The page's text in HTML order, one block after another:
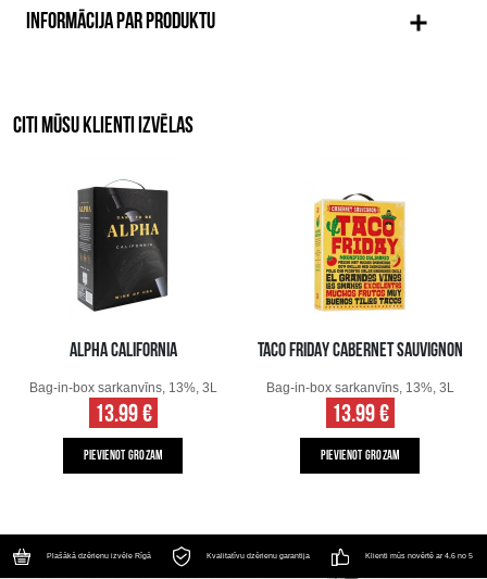
INFORMĀCIJA PAR PRODUKTU
CITI MŪSU KLIENTI IZVĒLAS
ALPHA CALIFORNIA
Bag-in-box sarkanvīns, 13%, 3L
13.99 €
PIEVIENOT GROZAM
TACO FRIDAY CABERNET SAUVIGNON
Bag-in-box sarkanvīns, 13%, 3L
13.99 €
PIEVIENOT GROZAM
Plašākā dzērienu izvēle Rīgā Kvalitatīvu dzērienu garantija Klienti mūs novērtē ar 4.6 no 5